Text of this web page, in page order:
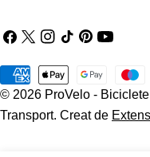
Facebook
X
Instagram
TIC-Pinterest
YouTube
© 2026 ProVelo -
Transport. Creat de
Metode
de
plata